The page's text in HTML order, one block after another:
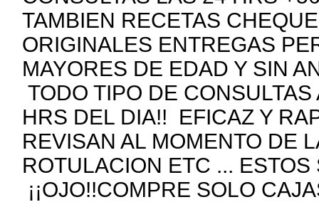
TAMBIEN RECETAS
ORIGINALES ENTREGAS
MAYORES DE EDAD Y SIN
TODO TIPO DE
HRS DEL DIA!! EFICAZ Y
REVISAN AL MOMENTO DE
ROTULACION ETC ...
¡¡OJO!!COMPRE SOLO